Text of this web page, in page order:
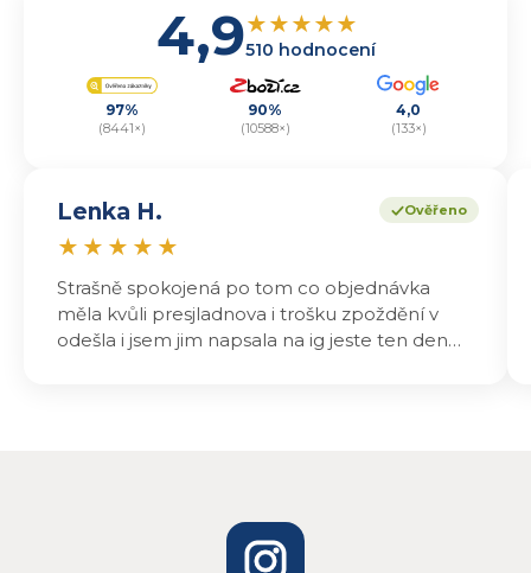
4,9★★★★★
510 hodnocení
97%
(8441×)
90%
(10588×)
4,0
(133×)
Ověřeno
Lenka H.
★ ★ ★ ★ ★
Strašně spokojená po tom co objednávka
měla kvůli presjladnova i trošku zpoždění v
odešla i jsem jim napsala na ig jeste ten den